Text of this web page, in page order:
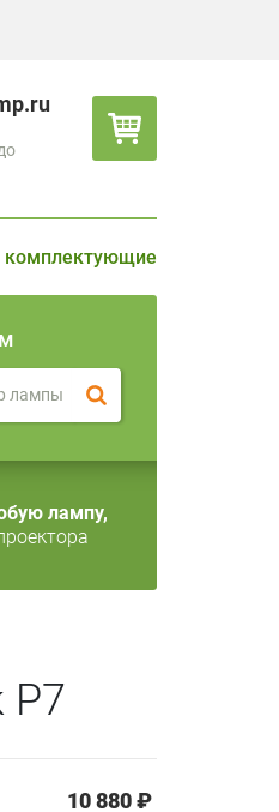
комплектующие
лампу,
P7
10 880 ₽